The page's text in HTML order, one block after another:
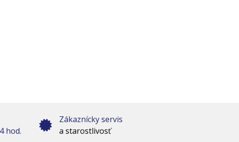
hod.
Zákaznícky servis
a starostlivosť